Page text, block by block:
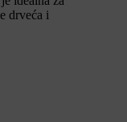
drveća i